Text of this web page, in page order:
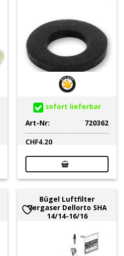
sofort lieferbar
Art-Nr:
720362
CHF4.20
Bügel Luftfilter
Vergaser Dellorto SHA
14/14-16/16